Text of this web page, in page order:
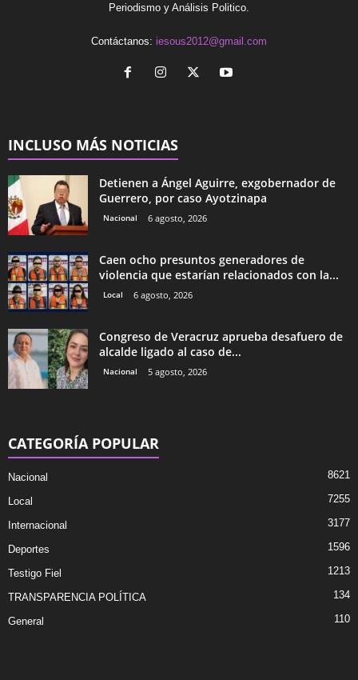
Periodismo y Análisis Politico.
Contáctanos: iesous2012@gmail.com
INCLUSO MÁS NOTICIAS
Detienen a Ángel Aguirre, exgobernador de
Guerrero, por caso Ayotzinapa
Nacional 6 agosto, 2026
Caen ocho presuntos generadores de
violencia que estarían relacionados con la...
Local 6 agosto, 2026
Congreso de Veracruz aprueba desafuero de
alcalde ligado al caso de...
Nacional 5 agosto, 2026
CATEGORÍA POPULAR
Nacional 8621
Local 7255
Internacional 3177
Deportes 1596
Testigo Fiel 1213
TRANSPARENCIA POLÍTICA 134
General 110